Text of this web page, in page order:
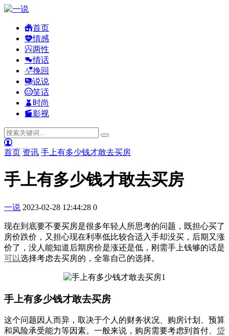
首页
情感
两性
情话
挽回
说说
笑话
时尚
影视
首页 资讯 手上有多少钱才敢去买房
手上有多少钱才敢去买房
一说 2023-02-28 12:44:28 0
现在到底要不要买房是很多年轻人所思考的问题，既担心买了
房价跌价，又担心现在利率低比较合适入手却没买，后期又涨
价了，没人能知道后期房价是涨还是低，刚需手上钱够的话是
可以选择考虑去买房的，全靠自己的选择。
手上有多少钱才敢去买房
这个问题因人而异，取决于个人的财务状况、购房计划、预算
和风险承受能力等因素。一般来说，购房需要考虑到首付、 贷